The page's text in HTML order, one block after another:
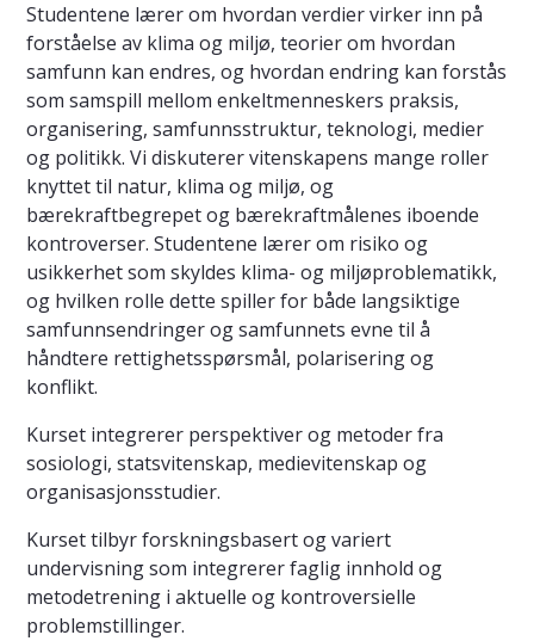
Studentene lærer om hvordan verdier virker inn på
forståelse av klima og miljø, teorier om hvordan
samfunn kan endres, og hvordan endring kan forstås
som samspill mellom enkeltmenneskers praksis,
organisering, samfunnsstruktur, teknologi, medier
og politikk. Vi diskuterer vitenskapens mange roller
knyttet til natur, klima og miljø, og
bærekraftbegrepet og bærekraftmålenes iboende
kontroverser. Studentene lærer om risiko og
usikkerhet som skyldes klima- og miljøproblematikk,
og hvilken rolle dette spiller for både langsiktige
samfunnsendringer og samfunnets evne til å
håndtere rettighetsspørsmål, polarisering og
konflikt.
Kurset integrerer perspektiver og metoder fra
sosiologi, statsvitenskap, medievitenskap og
organisasjonsstudier.
Kurset tilbyr forskningsbasert og variert
undervisning som integrerer faglig innhold og
metodetrening i aktuelle og kontroversielle
problemstillinger.